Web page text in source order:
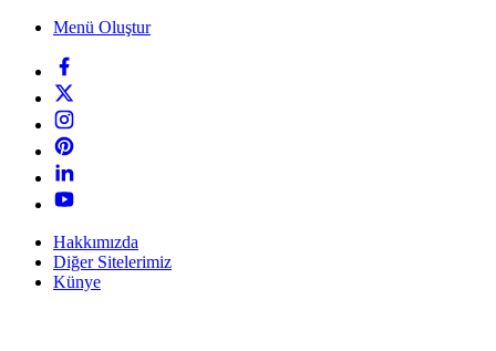
Menü Oluştur
Hakkımızda
Diğer Sitelerimiz
Künye